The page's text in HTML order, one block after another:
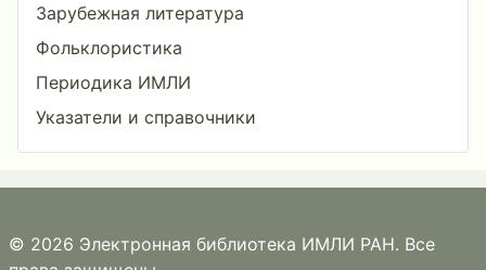
Зарубежная литература
Фольклористика
Периодика ИМЛИ
Указатели и справочники
© 2026 Электронная библиотека ИМЛИ РАН. Все